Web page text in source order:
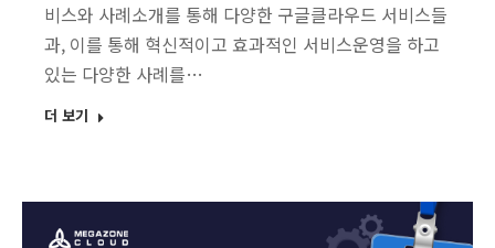
비스와 사례소개를 통해 다양한 구글클라우드 서비스들
과, 이를 통해 혁신적이고 효과적인 서비스운영을 하고
있는 다양한 사례를…
더 보기